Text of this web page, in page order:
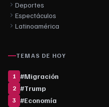
Deportes
Espectáculos
Latinoamérica
TEMAS DE HOY
1 #Migración
2 #Trump
3 #Economía